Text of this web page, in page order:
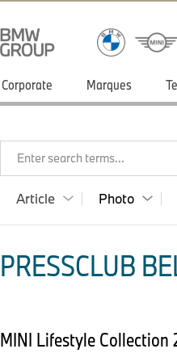
Corporate Marques
Enter search terms...
Article Photo
PRESSCLUB
MINI Lifestyle